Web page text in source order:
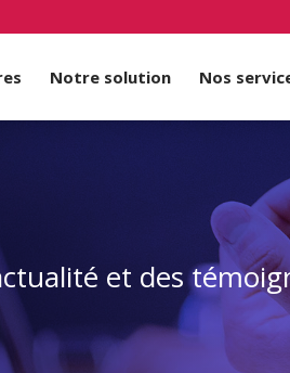
Notre solution Nos
et des